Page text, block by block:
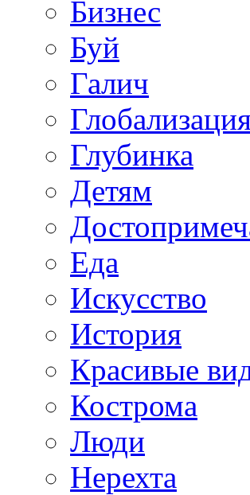
Бизнес
Буй
Галич
Глубинка
Детям
Еда
Искусство
История
Красивые
Кострома
Люди
Нерехта